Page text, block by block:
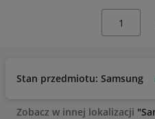
Stan przedmiotu: Samsung
Zobacz w innej lokalizacji